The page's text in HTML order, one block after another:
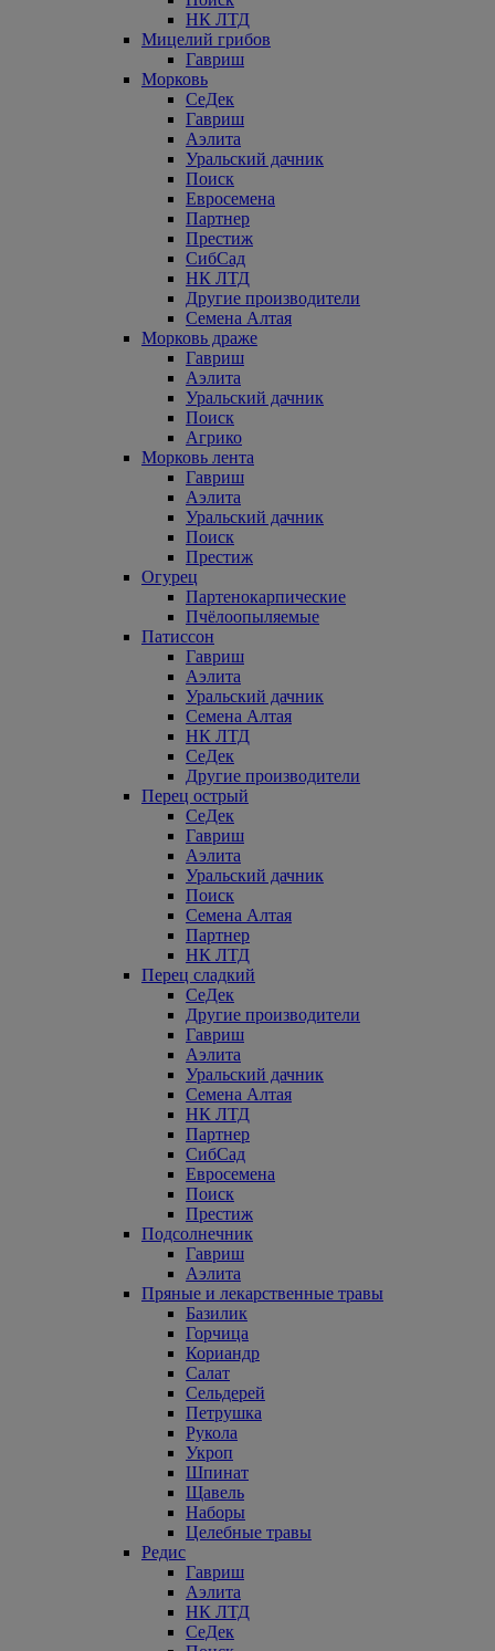
НК ЛТД
Мицелий грибов
Гавриш
Морковь
СеДек
Гавриш
Аэлита
Уральский дачник
Поиск
Евросемена
Партнер
Престиж
СибСад
НК ЛТД
Другие производители
Семена Алтая
Морковь драже
Гавриш
Аэлита
Уральский дачник
Поиск
Агрико
Морковь лента
Гавриш
Аэлита
Уральский дачник
Поиск
Престиж
Огурец
Партенокарпические
Пчёлоопыляемые
Патиссон
Гавриш
Аэлита
Уральский дачник
Семена Алтая
НК ЛТД
СеДек
Другие производители
Перец острый
СеДек
Гавриш
Аэлита
Уральский дачник
Поиск
Семена Алтая
Партнер
НК ЛТД
Перец сладкий
СеДек
Другие производители
Гавриш
Аэлита
Уральский дачник
Семена Алтая
НК ЛТД
Партнер
СибСад
Евросемена
Поиск
Престиж
Подсолнечник
Гавриш
Аэлита
Пряные и лекарственные травы
Базилик
Горчица
Кориандр
Салат
Сельдерей
Петрушка
Рукола
Укроп
Шпинат
Щавель
Наборы
Целебные травы
Редис
Гавриш
Аэлита
НК ЛТД
СеДек